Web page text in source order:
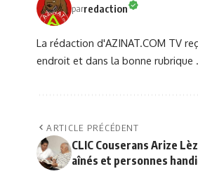
parredaction
La rédaction d'AZINAT.COM TV
endroit et dans la bonne rubrique
ARTICLE PRÉCÉDENT
CLIC Couserans Arize
aînés et personnes